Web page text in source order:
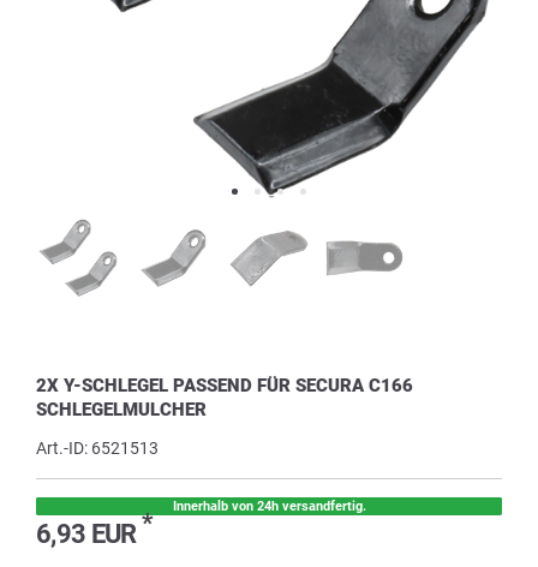
2X Y-SCHLEGEL PASSEND FÜR SECURA C166
SCHLEGELMULCHER
Art.-ID: 6521513
Innerhalb von 24h versandfertig.
6,93 EUR*